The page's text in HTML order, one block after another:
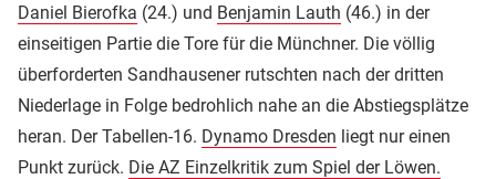
Daniel Bierofka (24.) und Benjamin Lauth (46.) in der
einseitigen Partie die Tore für die Münchner. Die völlig
überforderten Sandhausener rutschten nach der dritten
Niederlage in Folge bedrohlich nahe an die Abstiegsplätze
heran. Der Tabellen-16. Dynamo Dresden liegt nur einen
Punkt zurück. Die AZ Einzelkritik zum Spiel der Löwen.